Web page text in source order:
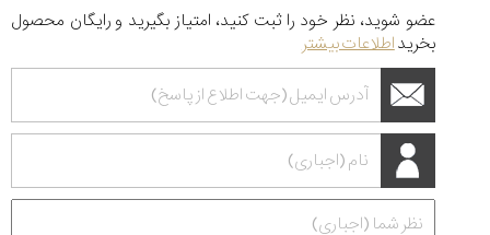
عضو شوید، نظر خود را ثبت کنید، امتیاز بگیرید و رایگان محصول
بخریداطلاعات بیشتر